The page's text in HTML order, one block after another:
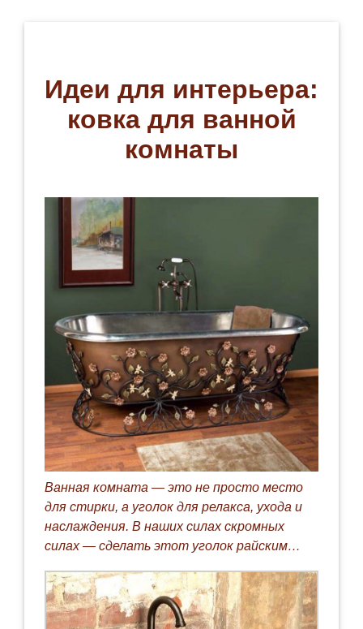
Идеи для интерьера:
ковка для ванной
комнаты
Ванная комната — это не просто место
для стирки, а уголок для релакса, ухода и
наслаждения. В наших силах скромных
силах — сделать этот уголок райским…